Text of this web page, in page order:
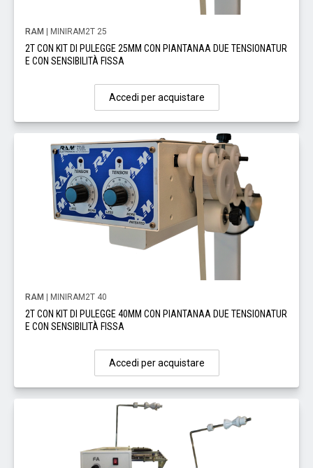
RAM | MINIRAM2T 25
2T CON KIT DI PULEGGE 25MM CON PIANTANAA DUE TENSIONATUR
E CON SENSIBILITÀ FISSA
Accedi per acquistare
RAM | MINIRAM2T 40
2T CON KIT DI PULEGGE 40MM CON PIANTANAA DUE TENSIONATUR
E CON SENSIBILITÀ FISSA
Accedi per acquistare